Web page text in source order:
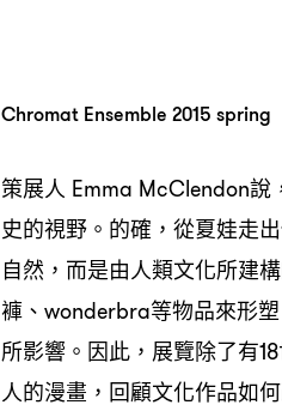
Chromat Ensemble 2015 spring
策展人 Emma McClendon
史的視野。的確，從夏娃走
自然，而是由人類文化所建
褲、wonderbra等物品來形
所影響。因此，展覽除了有
人的漫畫，回顧文化作品如